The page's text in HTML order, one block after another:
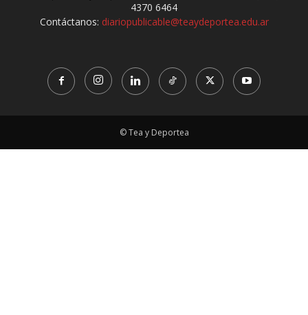
4370 6464
Contáctanos: diariopublicable@teaydeportea.edu.ar
© Tea y Deportea